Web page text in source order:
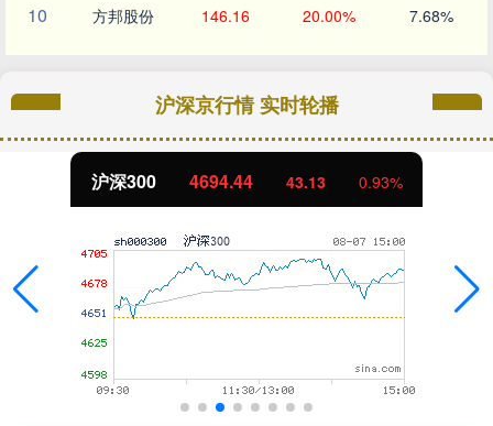
10 方邦股份 146.16 20.00% 7.68%
沪深京行情 实时轮播
北证50 1134.24 11.37 1.01%